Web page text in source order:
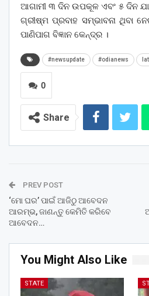
ଆଗାମୀ ୩ ଦିନ ଉପକୂଳ ଏବଂ ୫ ଦିନ
ଗ୍ରୀଷ୍ମ ପ୍ରବାହ ସମ୍ଭାବନା ଥିବା
ପାଣିପାଗ ବିଜ୍ଞାନ କେନ୍ଦ୍ର ।
#newsupdate #odianews
0
Share
PREV POST
‘ମୋ ଘର’ ପାଇଁ ଆଜିଠୁ ଆବେଦନ
ଆରମ୍ଭ, ଜାଣନ୍ତୁ କେମିତି କରିବେ
ଆବେଦନ…
You Might Also Like
STATE